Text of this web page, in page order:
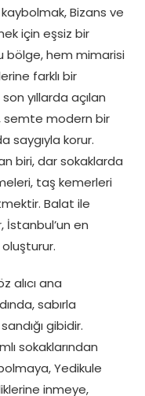
kaybolmak, Bizans ve
için eşsiz bir
bölge, hem mimarisi
farklı bir
yıllarda açılan
semte modern bir
saygıyla korur.
biri, dar sokaklarda
taş kemerleri
Balat ile
İstanbul’un en
alıcı ana
sabırla
gibidir.
sokaklarından
Yedikule
inmeye,